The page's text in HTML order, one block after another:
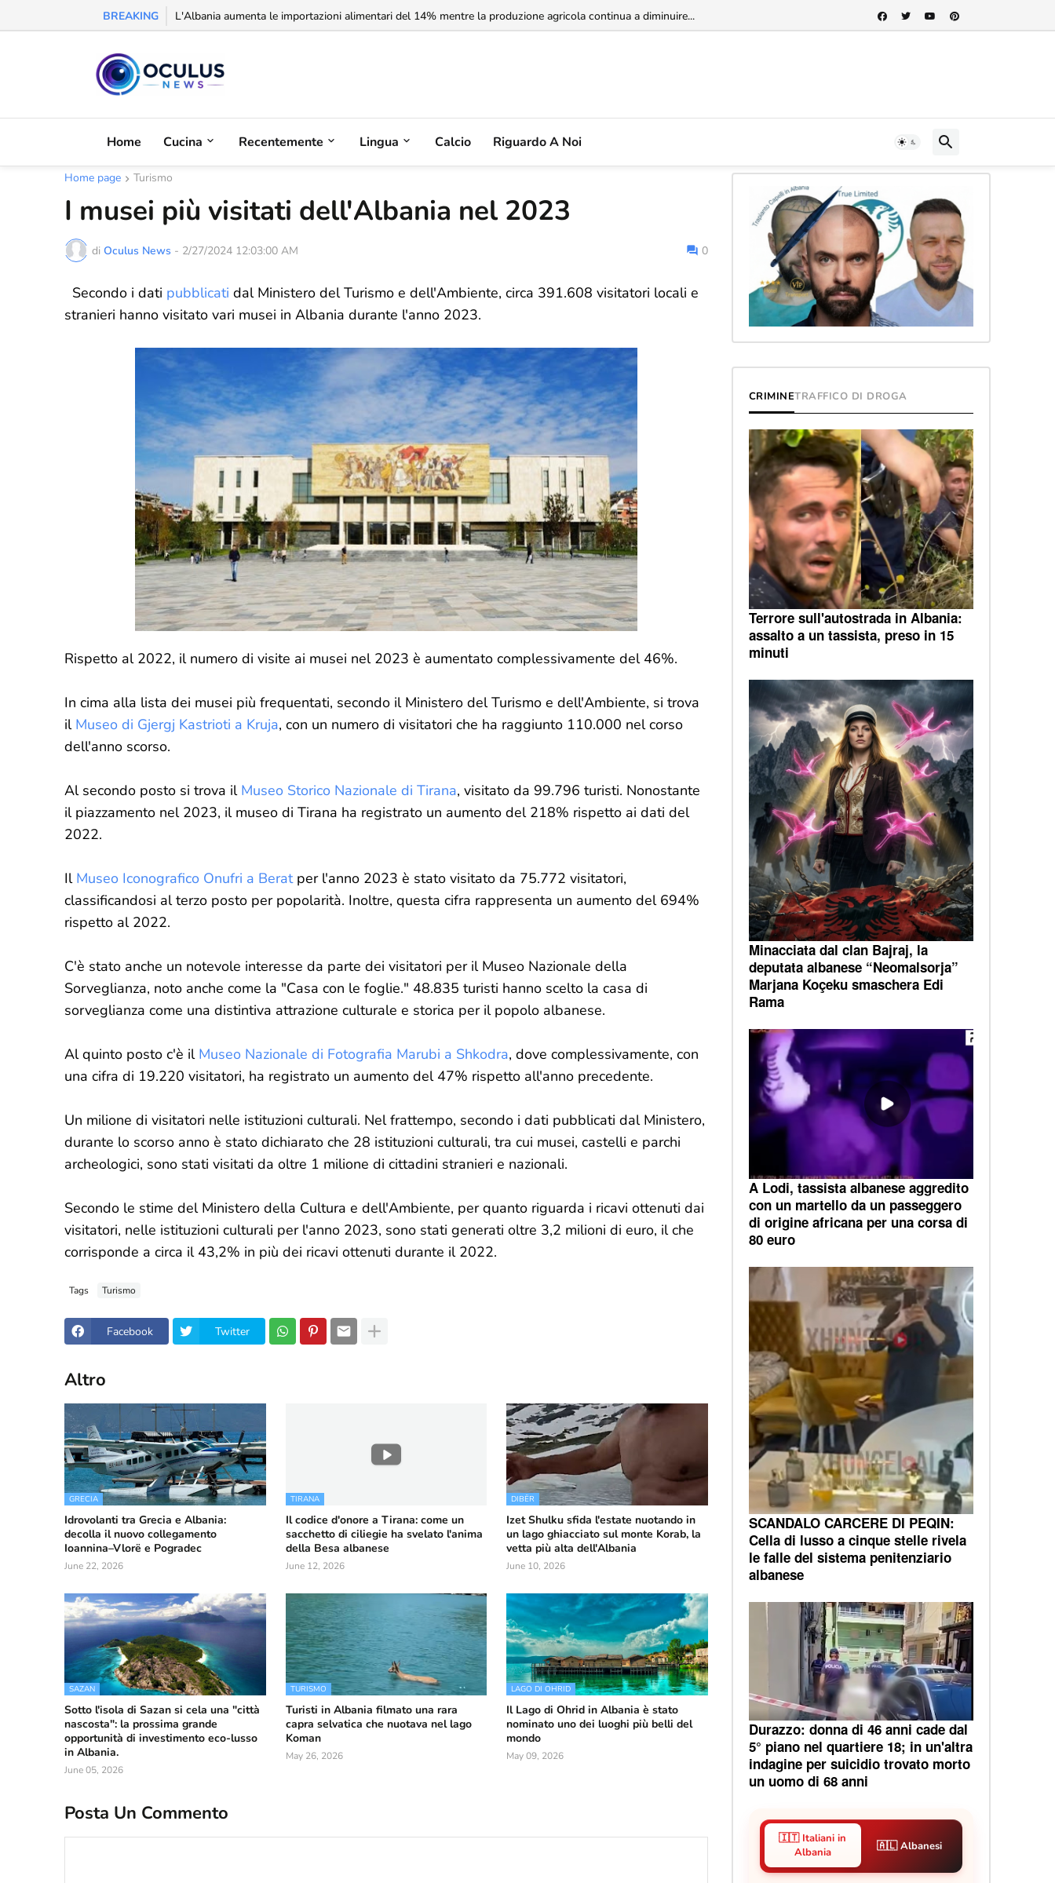
BREAKING L'Albania aumenta le importazioni alimentari del 14% mentre la produzione agricola continua a diminuire...
Riconoscimento alla balcanica: la Serbia non riconosce il Kosovo, ma l'Albania potrebbe riconoscere la Serbia nel cuore della storia albanese...
Home Cucina Recentemente Lingua Calcio Riguardo A Noi
Home page Turismo
I musei più visitati dell'Albania nel 2023
di Oculus News - 2/27/2024 12:03:00 AM 0
Secondo i dati pubblicati dal Ministero del Turismo e dell'Ambiente, circa 391.608 visitatori locali e
stranieri hanno visitato vari musei in Albania durante l'anno 2023.
Rispetto al 2022, il numero di visite ai musei nel 2023 è aumentato complessivamente del 46%.
In cima alla lista dei musei più frequentati, secondo il Ministero del Turismo e dell'Ambiente, si trova
il Museo di Gjergj Kastrioti a Kruja, con un numero di visitatori che ha raggiunto 110.000 nel corso
dell'anno scorso.
Al secondo posto si trova il Museo Storico Nazionale di Tirana, visitato da 99.796 turisti. Nonostante
il piazzamento nel 2023, il museo di Tirana ha registrato un aumento del 218% rispetto ai dati del
2022.
Il Museo Iconografico Onufri a Beratper l'anno 2023 è stato visitato da 75.772 visitatori,
classificandosi al terzo posto per popolarità. Inoltre, questa cifra rappresenta un aumento del 694%
rispetto al 2022.
C'è stato anche un notevole interesse da parte dei visitatori per il Museo Nazionale della
Sorveglianza, noto anche come la "Casa con le foglie." 48.835 turisti hanno scelto la casa di
sorveglianza come una distintiva attrazione culturale e storica per il popolo albanese.
Al quinto posto c'è il Museo Nazionale di Fotografia Marubi a Shkodra, dove complessivamente, con
una cifra di 19.220 visitatori, ha registrato un aumento del 47% rispetto all'anno precedente.
Un milione di visitatori nelle istituzioni culturali. Nel frattempo, secondo i dati pubblicati dal Ministero,
durante lo scorso anno è stato dichiarato che 28 istituzioni culturali, tra cui musei, castelli e parchi
archeologici, sono stati visitati da oltre 1 milione di cittadini stranieri e nazionali.
Secondo le stime del Ministero della Cultura e dell'Ambiente, per quanto riguarda i ricavi ottenuti dai
visitatori, nelle istituzioni culturali per l'anno 2023, sono stati generati oltre 3,2 milioni di euro, il che
corrisponde a circa il 43,2% in più dei ricavi ottenuti durante il 2022.
Tags Turismo
Facebook Twitter
Altro
GRECIA
Idrovolanti tra Grecia e Albania:
decolla il nuovo collegamento
Ioannina–Vlorë e Pogradec
June 22, 2026
TIRANA
Il codice d'onore a Tirana: come un
sacchetto di ciliegie ha svelato l'anima
della Besa albanese
June 12, 2026
DIBËR
Izet Shulku sfida l'estate nuotando in
un lago ghiacciato sul monte Korab, la
vetta più alta dell'Albania
June 10, 2026
SAZAN
Sotto l'isola di Sazan si cela una "città
nascosta": la prossima grande
opportunità di investimento eco-lusso
in Albania.
June 05, 2026
TURISMO
Turisti in Albania filmato una rara
capra selvatica che nuotava nel lago
Koman
May 26, 2026
LAGO DI OHRID
Il Lago di Ohrid in Albania è stato
nominato uno dei luoghi più belli del
mondo
May 09, 2026
Posta Un Commento
CRIMINETRAFFICO DI DROGA
Terrore sull'autostrada in Albania:
assalto a un tassista, preso in 15
minuti
Minacciata dal clan Bajraj, la
deputata albanese “Neomalsorja”
Marjana Koçeku smaschera Edi
Rama
A Lodi, tassista albanese aggredito
con un martello da un passeggero
di origine africana per una corsa di
80 euro
SCANDALO CARCERE DI PEQIN:
Cella di lusso a cinque stelle rivela
le falle del sistema penitenziario
albanese
Durazzo: donna di 46 anni cade dal
5° piano nel quartiere 18; in un'altra
indagine per suicidio trovato morto
un uomo di 68 anni
🇮🇹 Italiani in
Albania
🇦🇱 Albanesi